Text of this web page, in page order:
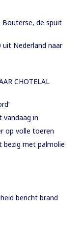
de spuit
uit Nederland naar
CHOTELAL
vandaag in
op volle toeren
bezig met palmolie
bericht brand